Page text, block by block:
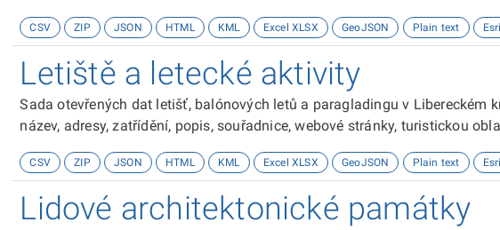
CSV ZIP JSON HTML KML Excel XLSX GeoJSON Plain text
Letiště a letecké aktivity
Sada otevřených dat letišť, balónových letů a paragladingu v Libereckém
název, adresy, zatřídění, popis, souřadnice, webové stránky, turistickou
CSV ZIP JSON HTML KML Excel XLSX GeoJSON Plain text
Lidové architektonické památky